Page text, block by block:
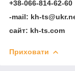
+38-066-814-62-60
-mail: kh-
сайт: kh-ts.com
Приховати